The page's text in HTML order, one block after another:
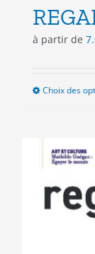
à partir de
Choix des